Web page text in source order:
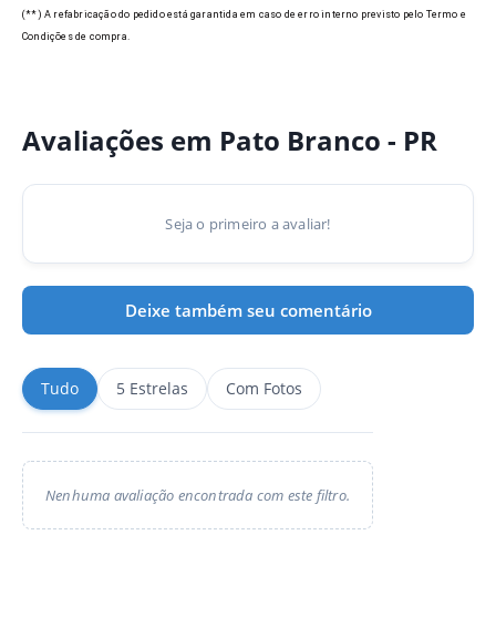
(**) A refabricação do pedido está garantida em caso de erro interno previsto pelo Termo e
Condições de compra.
Avaliações em Pato Branco - PR
Seja o primeiro a avaliar!
Deixe também seu comentário
Tudo 5 Estrelas Com Fotos
Nenhuma avaliação encontrada com este filtro.